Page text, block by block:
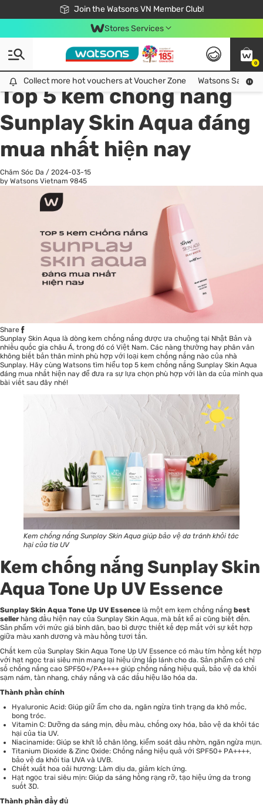
Join the Watsons VN Member Club!
Free Shipping For Order From 249,000Đ
24h Fast delivery in Hồ Chí Minh City
Stores Services
0
Collect more hot vouchers at Voucher Zone
Collect more hot vouchers at Voucher Zone Watsons Safety
All
Chăm Sóc Cá Nhân
Top 5 kem chống nắng
Sunplay Skin Aqua đáng
mua nhất hiện nay
Chăm Sóc Da / 2024-03-15
by Watsons Vietnam 9845
Share
Sunplay Skin Aqua là dòng kem chống nắng được ưa chuộng tại Nhật Bản và
nhiều quốc gia châu Á, trong đó có Việt Nam. Các nàng thường hay phân vân
không biết bản thân mình phù hợp với loại kem chống nắng nào của nhà
Sunplay. Hãy cùng Watsons tìm hiểu top 5 kem chống nắng Sunplay Skin Aqua
đáng mua nhất hiện nay để đưa ra sự lựa chọn phù hợp với làn da của mình qua
bài viết sau đây nhé!
Kem chống nắng Sunplay Skin Aqua giúp bảo vệ da tránh khỏi tác
hại của tia UV
Kem chống nắng Sunplay Skin
Aqua Tone Up UV Essence
Sunplay Skin Aqua Tone Up UV Essence là một em kem chống nắng best
sellerhàng đầu hiện nay của Sunplay Skin Aqua, mà bất kể ai cũng biết đến.
Sản phẩm với mức giá bình dân, bao bì được thiết kế đẹp mắt với sự kết hợp
giữa màu xanh dương và màu hồng tươi tắn.
Chất kem của Sunplay Skin Aqua Tone Up UV Essence có màu tím hồng kết hợp
với hạt ngọc trai siêu mịn mang lại hiệu ứng lấp lánh cho da. Sản phẩm có chỉ
số chống nắng cao SPF50+/PA++++ giúp chống nắng hiệu quả, bảo vệ da khỏi
sạm nám, tàn nhang, cháy nắng và các dấu hiệu lão hóa da.
Thành phần chính
Hyaluronic Acid: Giúp giữ ẩm cho da, ngăn ngừa tình trạng da khô mốc,
bong tróc.
Vitamin C: Dưỡng da sáng mịn, đều màu, chống oxy hóa, bảo vệ da khỏi tác
hại của tia UV.
Niacinamide: Giúp se khít lỗ chân lông, kiểm soát dầu nhờn, ngăn ngừa mụn.
Titanium Dioxide & Zinc Oxide: Chống nắng hiệu quả với SPF50+ PA++++,
bảo vệ da khỏi tia UVA và UVB.
Chiết xuất hoa oải hương: Làm dịu da, giảm kích ứng.
Hạt ngọc trai siêu mịn: Giúp da sáng hồng rạng rỡ, tạo hiệu ứng da trong
suốt 3D.
Thành phần đầy đủ